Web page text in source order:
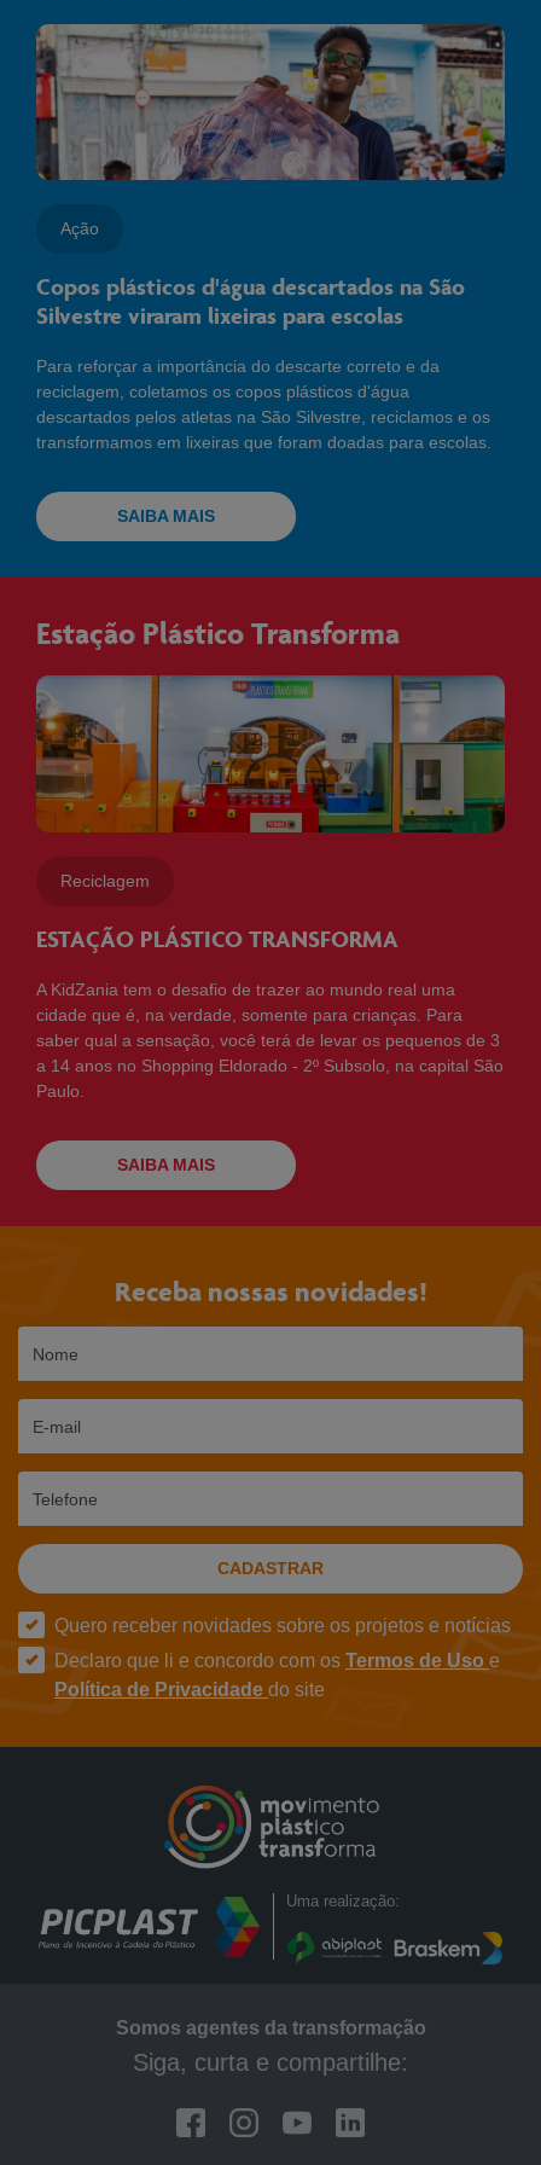
Ação
Copos plásticos d'água descartados na São
Silvestre viraram lixeiras para escolas
Para reforçar a importância do descarte correto e da
reciclagem, coletamos os copos plásticos d'água
descartados pelos atletas na São Silvestre, reciclamos e os
transformamos em lixeiras que foram doadas para escolas.
SAIBA MAIS
Estação Plástico Transforma
Reciclagem
ESTAÇÃO PLÁSTICO TRANSFORMA
A KidZania tem o desafio de trazer ao mundo real uma
cidade que é, na verdade, somente para crianças. Para
saber qual a sensação, você terá de levar os pequenos de 3
a 14 anos no Shopping Eldorado - 2º Subsolo, na capital São
Paulo.
SAIBA MAIS
Receba nossas novidades!
CADASTRAR
Quero receber novidades sobre os projetos e notícias
Declaro que li e concordo com os Termos de Uso e
Política de Privacidade do site
Uma realização:
Somos agentes da transformação
Siga, curta e compartilhe:
Facebook
Instagram
YoutubeLinkedin